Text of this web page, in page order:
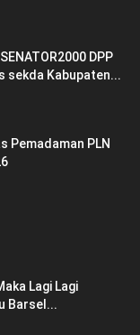
DPP
sekda Kabupaten...
Pemadaman PLN
Lagi Lagi
Barsel...